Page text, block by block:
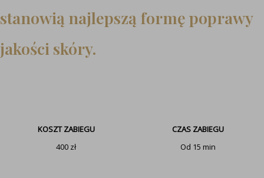
stanowią najlepszą formę poprawy
jakości skóry.
KOSZT ZABIEGU
400 zł
CZAS ZABIEGU
Od 15 min